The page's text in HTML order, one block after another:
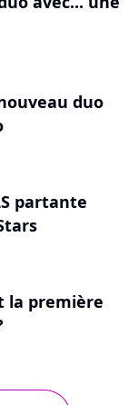
duo
partante
la première